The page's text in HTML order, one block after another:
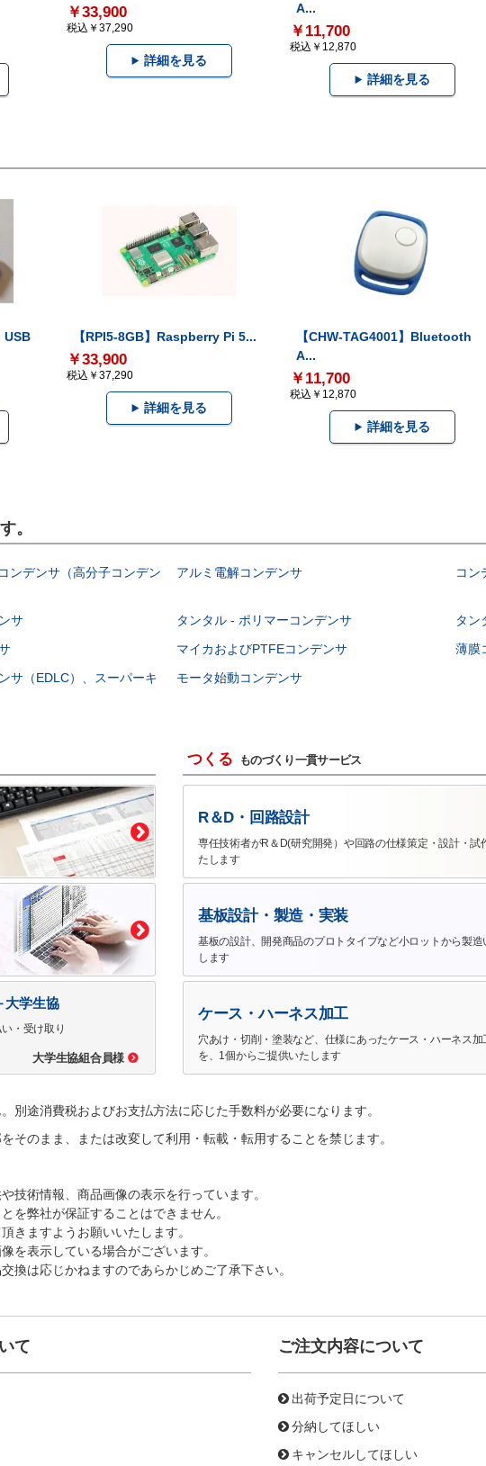
￥33,900
税込￥37,290
詳細を見る
A...
￥11,700
税込￥12,870
詳細を見る
USB
【RPI5-8GB】Raspberry Pi 5...
￥33,900
税込￥37,290
詳細を見る
【CHW-TAG4001】Bluetooth
A...
￥11,700
税込￥12,870
詳細を見る
。
ンデンサ（高分子コンデン
アルミ電解コンデンサ コン
サ タンタル - ポリマーコンデンサ
タン
マイカおよびPTFEコンデンサ
薄膜
サ（EDLC）、スーパーキ
モータ始動コンデンサ
大学生協
・受け取り
大学生協組合員様
つくる ものづくり一貫サービス
R＆D・回路設計
専任技術者がR＆D(研究開発）や回路の仕様策定・設計・試
たします
基板設計・製造・実装
基板の設計、開発商品のプロトタイプなど小ロットから製造
します
ケース・ハーネス加工
穴あけ・切削・塗装など、仕様にあったケース・ハーネス加
を、1個からご提供いたします
途消費税およびお支払方法に応じた手数料が必要になります。
のまま、または改変して利用・転載・転用することを禁じます。
技術情報、商品画像の表示を行っています。
を弊社が保証することはできません。
きますようお願いいたします。
を表示している場合がございます。
換は応じかねますのであらかじめご了承下さい。
て ご注文内容について
出荷予定日について
分納してほしい
キャンセルしてほしい